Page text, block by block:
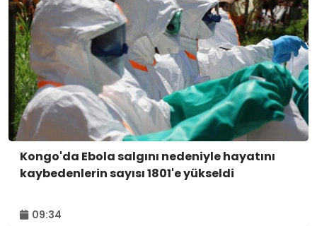
Kongo'da Ebola salgını nedeniyle hayatını
kaybedenlerin sayısı 1801'e yükseldi
09:34